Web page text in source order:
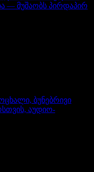
— მუშაობს პირდაპირ
ბუნებრივი
აუდიო-